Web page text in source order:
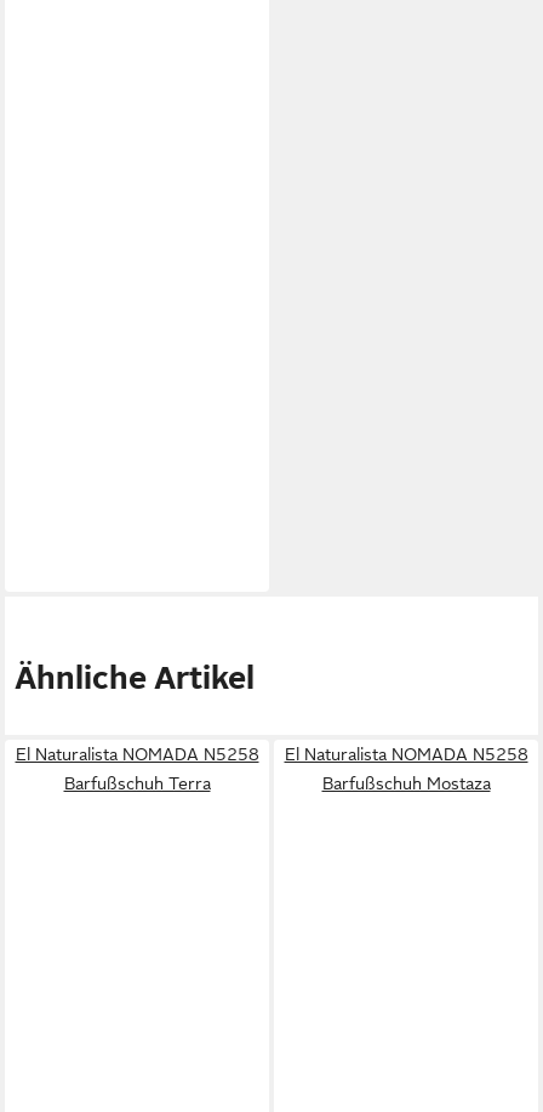
Ähnliche Artikel
El Naturalista NOMADA N5258
Barfußschuh Terra
El Naturalista NOMADA N5258
Barfußschuh Mostaza